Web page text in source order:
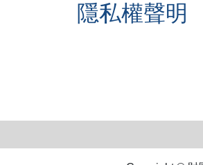
隱私權聲明